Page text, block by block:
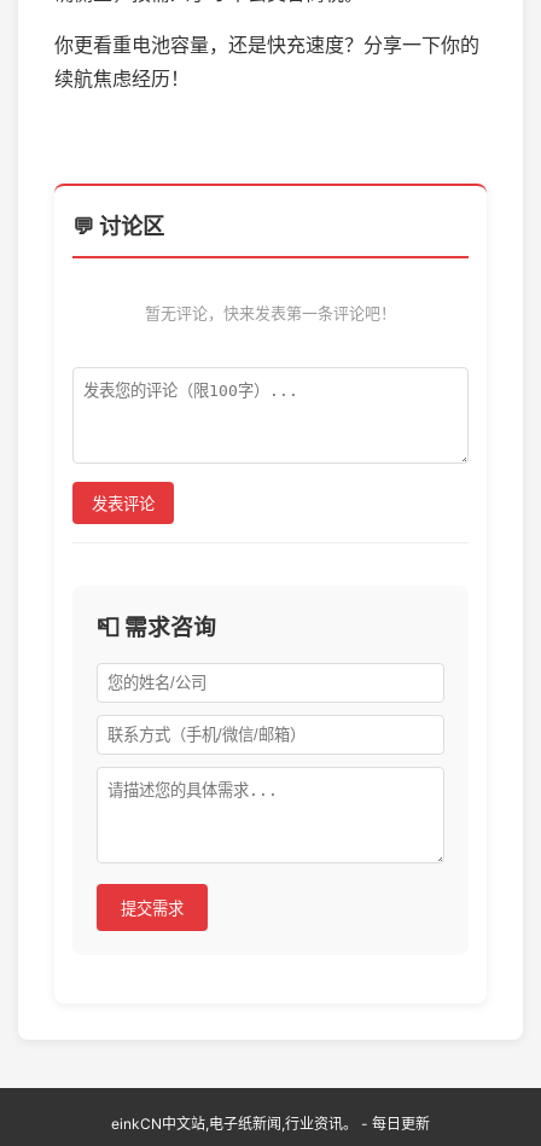
你更看重电池容量，还是快充速度？分享一下你的
续航焦虑经历！
💬 讨论区
暂无评论，快来发表第一条评论吧！
发表评论
📮 需求咨询
提交需求
einkCN中文站,电子纸新闻,行业资讯。 - 每日更新